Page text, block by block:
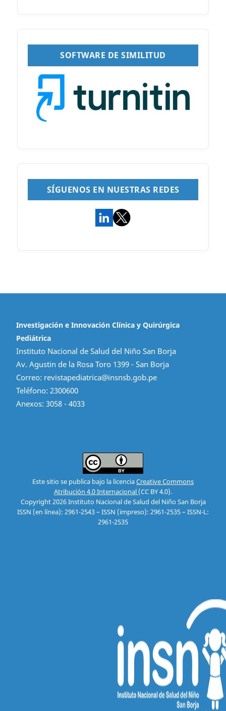
SOFTWARE DE SIMILITUD
SÍGUENOS EN NUESTRAS REDES
Investigación e Innovación Clínica y Quirúrgica
Pediátrica
Instituto Nacional de Salud del Niño San Borja
Av. Agustin de la Rosa Toro 1399 - San Borja
Correo: revistapediatrica@insnsb.gob.pe
Teléfono: 2300600
Anexos: 3058 - 4033
Este sitio se publica bajo la licenciaCreative Commons
Atribución 4.0 Internacional (CC BY 4.0).
Copyright 2026 Instituto Nacional de Salud del Niño San Borja
ISSN (en línea): 2961-2543 – ISSN (impreso): 2961-2535 – ISSN-L:
2961-2535